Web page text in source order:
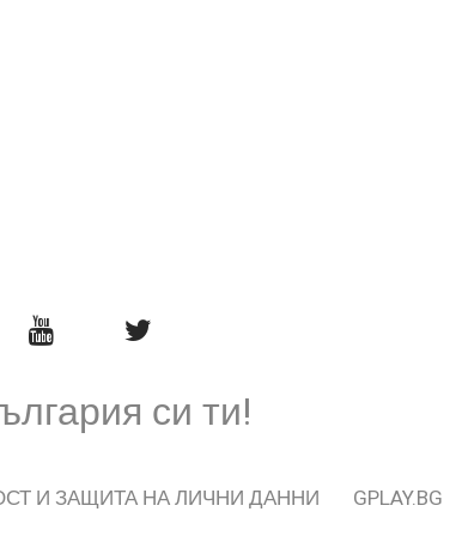
си ти!
И ЗАЩИТА НА ЛИЧНИ ДАННИ GPLAY.BG